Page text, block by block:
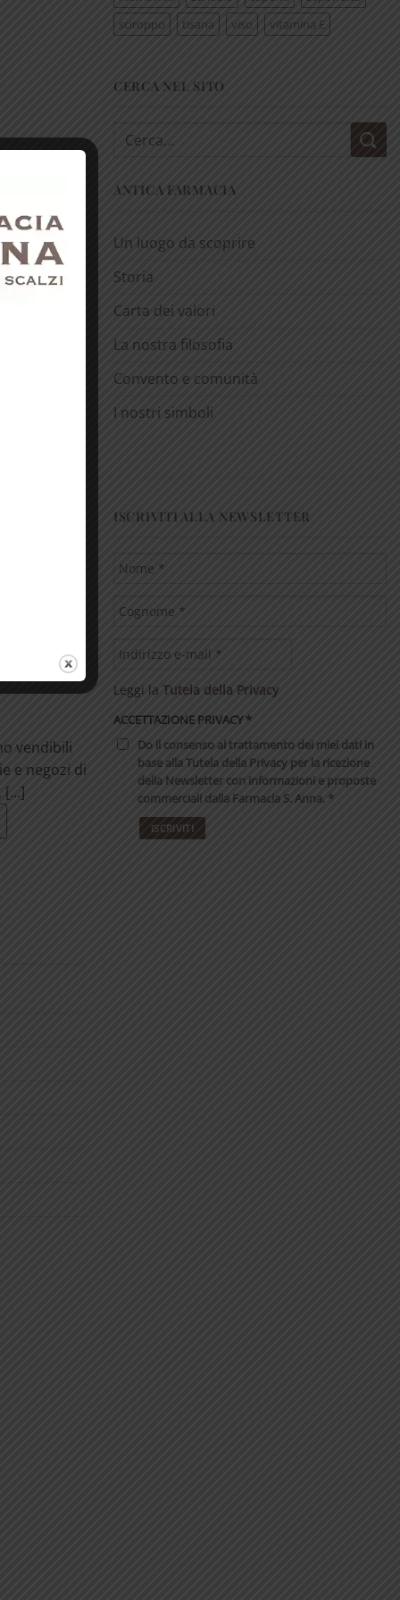
sciroppo
tisana viso vitamina E
CERCA NEL SITO
Cerca:
ANTICA FARMACIA
Un luogo da scoprire
Storia
Carta dei valori
La nostra filosofia
Convento e comunità
I nostri simboli
un
vendibili
e negozi di
ISCRIVITI ALLA NEWSLETTER
Leggi la Tutela della Privacy
ACCETTAZIONE PRIVACY*
Do il consenso al trattamento dei miei dati in
base alla Tutela della Privacy per la ricezione
della Newsletter con informazioni e proposte
commerciali dalla Farmacia S. Anna. *